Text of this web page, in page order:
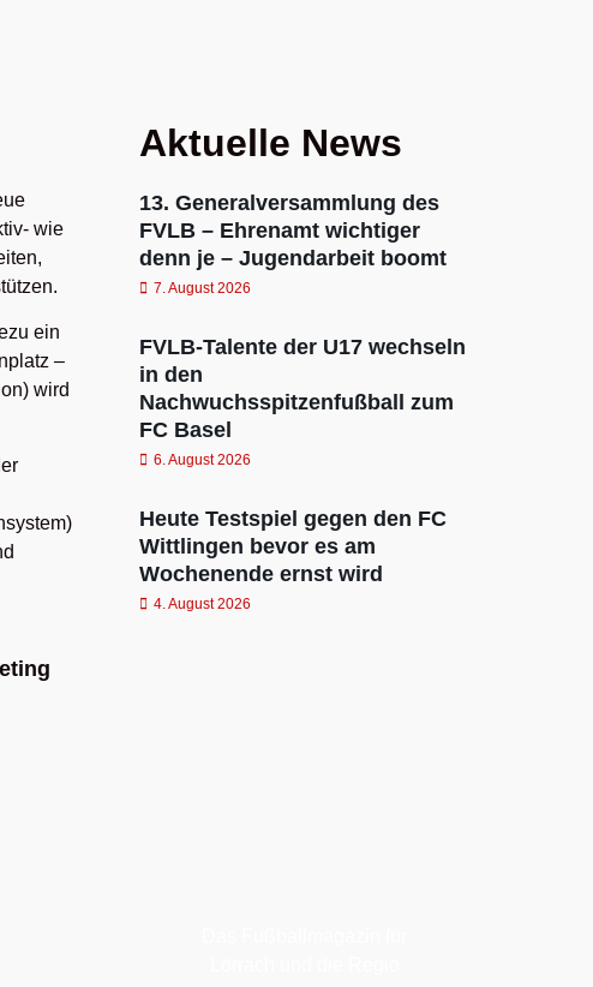
wie
ein
–
wird
Aktuelle News
13. Generalversammlung des
FVLB – Ehrenamt wichtiger
denn je – Jugendarbeit boomt
7. August 2026
FVLB-Talente der U17 wechseln
in den
Nachwuchsspitzenfußball zum
FC Basel
6. August 2026
Heute Testspiel gegen den FC
Wittlingen bevor es am
Wochenende ernst wird
4. August 2026